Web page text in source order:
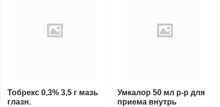
Тобрекс 0,3% 3,5 г мазь
глазн.
Умкалор 50 мл р-р для
приема внутрь